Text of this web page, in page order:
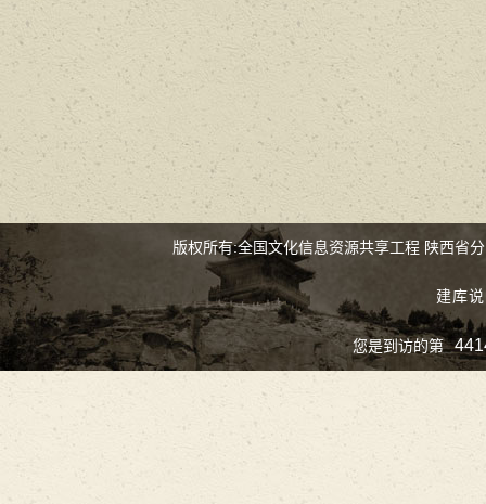
版权所有:全国文化信息资源共享工程 陕西省
建库
您是到访的第